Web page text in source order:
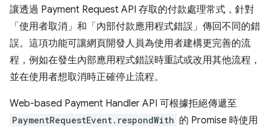
讓透過 Payment Request API 存取的付款處理常式，針對
「使用者取消」和「內部付款應用程式錯誤」傳回不同的錯
誤。這項功能可讓網頁開發人員為使用者建構更完善的流
程，例如在發生內部應用程式錯誤時重試或改用其他流程，
並在使用者想取消時正確停止流程。
Web-based Payment Handler API 可根據拒絕傳遞至
PaymentRequestEvent.respondWith 的 Promise 時使用